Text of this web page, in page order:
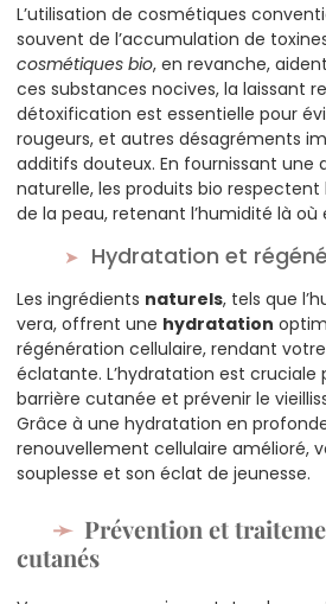
L’utilisation de cosmétiques
souvent de l’accumulation de
cosmétiques bio, en revanche,
ces substances nocives, la laissant
détoxification est essentielle pour
rougeurs, et autres désagréments
additifs douteux. En fournissant
naturelle, les produits bio
de la peau, retenant l’humidité là où
Hydratation et
Les ingrédients naturels, tels que
vera, offrent une hydratation
régénération cellulaire, rendant votre
éclatante. L’hydratation est cruciale
barrière cutanée et prévenir le
Grâce à une hydratation en
renouvellement cellulaire amélioré,
souplesse et son éclat de jeunesse.
Prévention et
cutanés